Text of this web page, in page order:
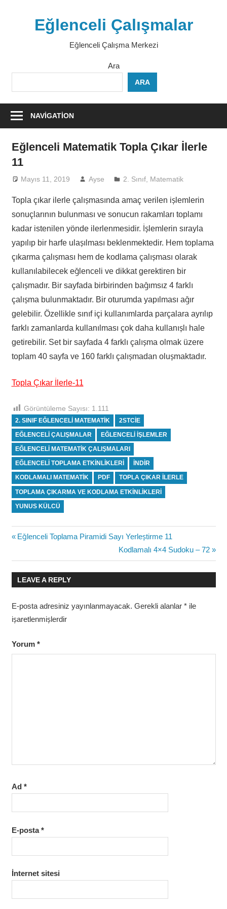
Eğlenceli Çalışmalar
Eğlenceli Çalışma Merkezi
Ara
ARA
NAVIGATION
Eğlenceli Matematik Topla Çıkar İlerle
11
Mayıs 11, 2019 Ayse 2. Sınıf Matematik
Topla çıkar ilerle çalışmasında amaç verilen işlemlerin
sonuçlarının bulunması ve sonucun rakamları toplamı
kadar istenilen yönde ilerlenmesidir. İşlemlerin sırayla
yapılıp bir harfe ulaşılması beklenmektedir. Hem toplama
çıkarma çalışması hem de kodlama çalışması olarak
kullanılabilecek eğlenceli ve dikkat gerektiren bir
çalışmadır. Bir sayfada birbirinden bağımsız 4 farklı
çalışma bulunmaktadır. Bir oturumda yapılması ağır
gelebilir. Özellikle sınıf içi kullanımlarda parçalara ayrılıp
farklı zamanlarda kullanılması çok daha kullanışlı hale
getirebilir. Set bir sayfada 4 farklı çalışma olmak üzere
toplam 40 sayfa ve 160 farklı çalışmadan oluşmaktadır.
Topla Çıkar İlerle-11
Görüntüleme Sayısı: 1.111
2. SINIF EĞLENCELI MATEMATIK 2STCIE
EĞLENCELI ÇALIŞMALAR EĞLENCELI IŞLEMLER
EĞLENCELI MATEMATIK ÇALIŞMALARI
EĞLENCELI TOPLAMA ETKINLIKLERI INDIR
KODLAMALI MATEMATIK PDF TOPLA ÇIKAR ILERLE
TOPLAMA ÇIKARMA VE KODLAMA ETKINLIKLERI
YUNUS KÜLCÜ
Yazı
gezinmesi
Previous
Eğlenceli Toplama Piramidi Sayı Yerleştirme 11
Next
Post:
Kodlamalı 4×4 Sudoku – 72
LEAVE A REPLY
E-posta adresiniz yayınlanmayacak. Gerekli alanlar *ile
işaretlenmişlerdir
Yorum *
Ad *
E-posta*
İnternet sitesi